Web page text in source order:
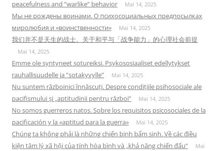
peacefulness and “warlike“ behavior Mai 14, 2025
Мы не рождены воинами. О психосоциальных предпосылках
миролюбия и «воинственности»
Mai 14, 2025
我们并不是天生的战士。关于和平与「战争能力」的心理社会前提
Mai 14, 2025
Emme ole syntyneet sotureiksi. Psykososiaaliset edellytykset
rauhallisuudelle ja ”sotakyvylle”
Mai 14, 2025
Nu suntem războinici înnăscuți. Despre condițiile psihosociale ale
pacifismului și „aptitudinii pentru război”
Mai 14, 2025
No somos guerreros natos. Sobre los requisitos psicosociales de la
pacificación y la «aptitud para la guerra»
Mai 14, 2025
Chúng ta không phải là những chiến binh bẩm sinh. Về các điều
kiện tâm lý xã hội của tính hòa bình và „khả năng chiến đấu“
Mai